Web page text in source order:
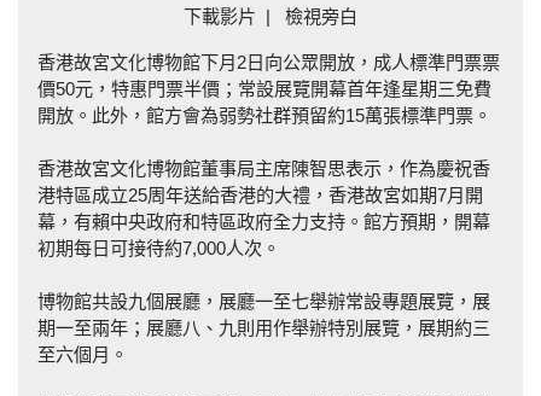
下載影片 | 檢視旁白
香港故宮文化博物館下月2日向公眾開放，成人標準門票票
價50元，特惠門票半價；常設展覽開幕首年逢星期三免費
開放。此外，館方會為弱勢社群預留約15萬張標準門票。
香港故宮文化博物館董事局主席陳智思表示，作為慶祝香
港特區成立25周年送給香港的大禮，香港故宮如期7月開
幕，有賴中央政府和特區政府全力支持。館方預期，開幕
初期每日可接待約7,000人次。
博物館共設九個展廳，展廳一至七舉辦常設專題展覽，展
期一至兩年；展廳八、九則用作舉辦特別展覽，展期約三
至六個月。